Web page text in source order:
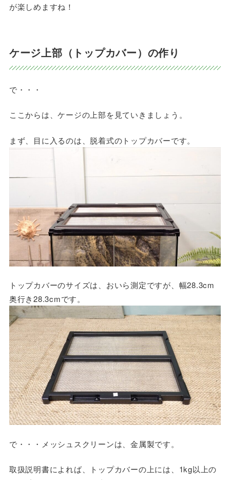
が楽しめますね！
ケージ上部（トップカバー）の作り
で・・・
ここからは、ケージの上部を見ていきましょう。
まず、目に入るのは、脱着式のトップカバーです。
トップカバーのサイズは、おいら測定ですが、幅28.3cm
奥行き28.3cmです。
で・・・メッシュスクリーンは、金属製です。
取扱説明書によれば、トップカバーの上には、1kg以上の